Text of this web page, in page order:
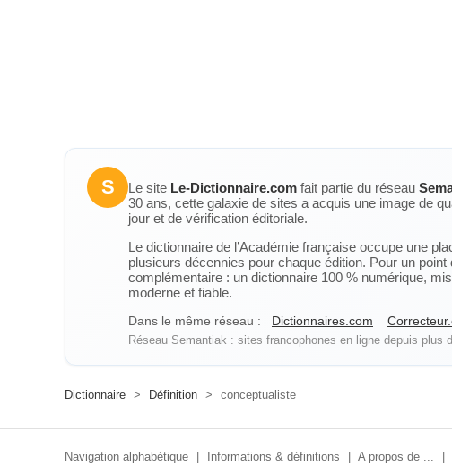
S Le site Le-Dictionnaire.com fait partie du réseau
30 ans, cette galaxie de sites a acquis une image de
jour et de vérification éditoriale.
Le dictionnaire de l’Académie française occupe une
plusieurs décennies pour chaque édition. Pour un
complémentaire : un dictionnaire 100 % numérique,
moderne et fiable.
Dans le même réseau : Dictionnaires.com
Réseau Semantiak : sites francophones en ligne depuis
Dictionnaire > Définition > conceptualiste
Navigation alphabétique Informations & définitions A propos de ...